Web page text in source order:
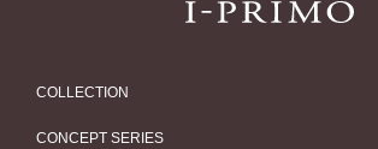
COLLECTION
求婚戒指
CONCEPT SERIES